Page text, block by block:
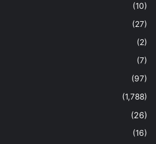
(10)
(27)
(2)
(7)
(97)
(1,788)
(26)
(16)